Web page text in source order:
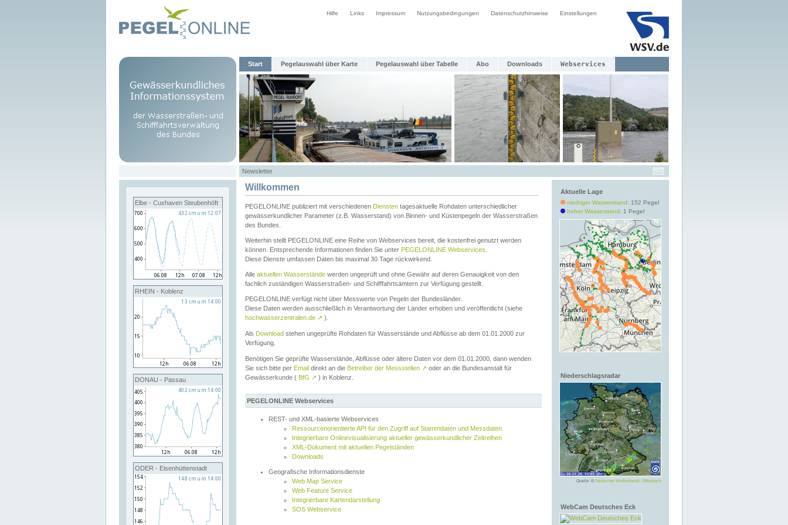
Hilfe Links Impressum Nutzungsbedingungen Datenschutzhinweise Einstellungen
Start Pegelauswahl über Karte Pegelauswahl über Tabelle Abo Downloads Webservices
Newsletter
Elbe - Cuxhaven Steubenhöft
RHEIN - Koblenz
DONAU - Passau
ODER - Eisenhüttenstadt
Aktuelle Lage
niedriger Wasserstand: 152 Pegel
hoher Wasserstand: 1 Pegel
Niederschlagsradar
Quelle: © Deutscher Wetterdienst, Offenbach
WebCam Deutsches Eck
Willkommen
PEGELONLINE publiziert mit verschiedenen Diensten tagesaktuelle Rohdaten unterschiedlicher
gewässerkundlicher Parameter (z.B. Wasserstand) von Binnen- und Küstenpegeln der Wasserstraßen
des Bundes.
Weiterhin stellt PEGELONLINE eine Reihe von Webservices bereit, die kostenfrei genutzt werden
können. Entsprechende Informationen finden Sie unter PEGELONLINE Webservices
Diese Dienste umfassen Daten bis maximal 30 Tage rückwirkend.
Alle aktuellen Wasserstände werden ungeprüft und ohne Gewähr auf deren Genauigkeit von den
fachlich zuständigen Wasserstraßen- und Schifffahrtsämtern zur Verfügung gestellt.
PEGELONLINE verfügt nicht über Messwerte von Pegeln der Bundesländer.
Diese Daten werden ausschließlich in Verantwortung der Länder erhoben und veröffentlicht (siehe
hochwasserzentralen.de ↗ ).
Als Download stehen ungeprüfte Rohdaten für Wasserstände und Abflüsse ab dem 01.01.2000 zur
Verfügung.
Benötigen Sie geprüfte Wasserstände, Abflüsse oder ältere Daten vor dem 01.01.2000, dann wenden
Sie sich bitte per Email direkt an die Betreiber der Messstellen ↗ oder an die Bundesanstalt für
Gewässerkunde ( BfG ↗ ) in Koblenz.
PEGELONLINE Webservices
REST- und XML-basierte Webservices
Ressourcenorientierte API für den Zugriff auf Stammdaten und Messdaten.
Integrierbare Onlinevisualisierung aktueller gewässerkundlicher Zeitreihen
XML-Dokument mit aktuellen Pegelständen
Downloads
Geografische Informationsdienste
Web Map Service
Web Feature Service
Integrierbare Kartendarstellung
SOS Webservice